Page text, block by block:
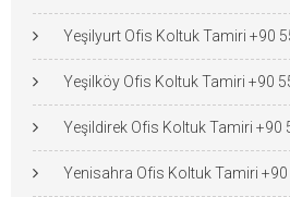
Yeşilyurt Ofis Koltuk Tamiri +90
Yeşilköy Ofis Koltuk Tamiri +90
Yeşildirek Ofis Koltuk Tamiri +90
Yenisahra Ofis Koltuk Tamiri